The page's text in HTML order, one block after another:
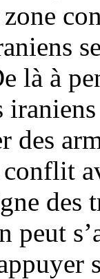
zone
là à
des
des
peut